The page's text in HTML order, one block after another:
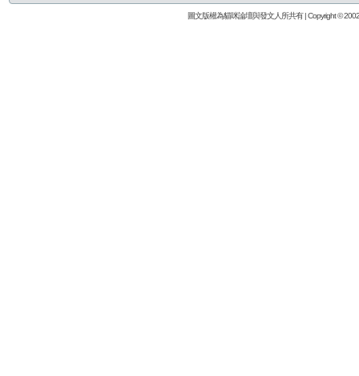
圖文版權為貓咪論壇與發文人所共有 | Copyright ©